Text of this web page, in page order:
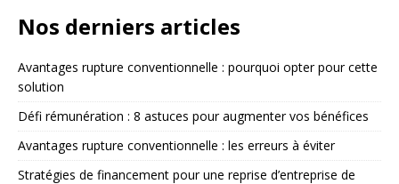
Nos derniers articles
Avantages rupture conventionnelle : pourquoi opter pour cette
solution
Défi rémunération : 8 astuces pour augmenter vos bénéfices
Avantages rupture conventionnelle : les erreurs à éviter
Stratégies de financement pour une reprise d’entreprise de